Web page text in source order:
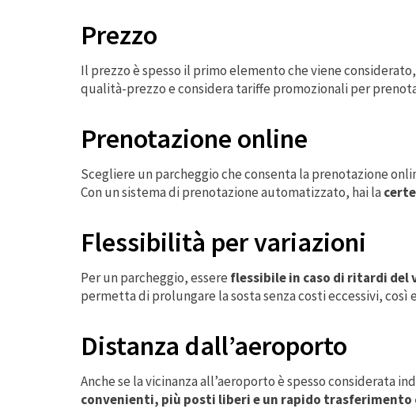
Prezzo
Il prezzo è spesso il primo elemento che viene
qualità-prezzo e considera tariffe promozionali per
Prenotazione online
Scegliere un parcheggio che consenta la prenotazione
Con un sistema di prenotazione automatizzato, hai la
Flessibilità per variazioni
Per un parcheggio, essere flessibile in caso di ritardi
permetta di prolungare la sosta senza costi eccessivi, così
Distanza dall’aeroporto
Anche se la vicinanza all’aeroporto è spesso considerata
convenienti, più posti liberi e un rapido